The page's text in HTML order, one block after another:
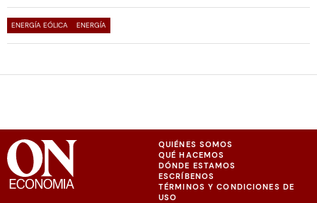
ENERGÍA EÓLICA ENERGÍA
QUIÉNES SOMOS
QUÉ HACEMOS
DÓNDE ESTAMOS
ESCRÍBENOS
TÉRMINOS Y CONDICIONES DE
USO